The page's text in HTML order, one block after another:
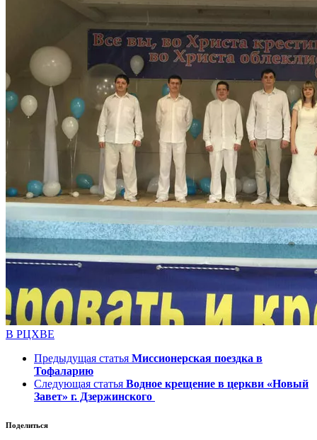
В РЦХВЕ
Предыдущая статья Миссионерская поездка в
Тофаларию
Следующая статья Водное крещение в церкви «Новый
Завет» г. Дзержинского
Поделиться